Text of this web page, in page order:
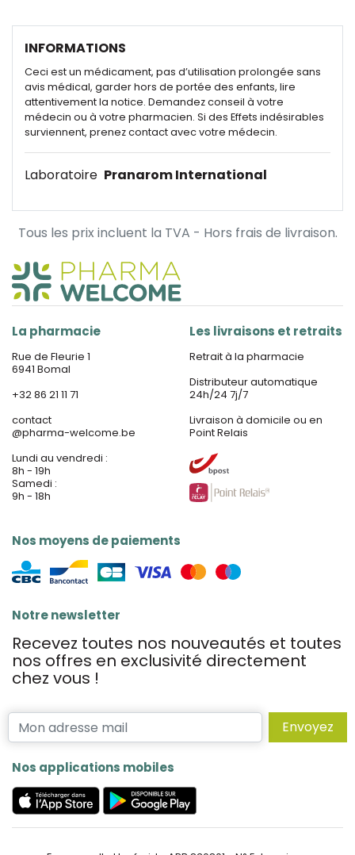
INFORMATIONS
Ceci est un médicament, pas d’utilisation prolongée sans
avis médical, garder hors de portée des enfants, lire
attentivement la notice. Demandez conseil à votre
médecin ou à votre pharmacien. Si des Effets indésirables
surviennent, prenez contact avec votre médecin.
Laboratoire Pranarom International
Tous les prix incluent la TVA - Hors frais de livraison.
La pharmacie
Rue de Fleurie 1
6941 Bomal
+32 86 21 11 71
contact
@pharma-welcome.be
Lundi au vendredi :
8h - 19h
Samedi :
9h - 18h
Nos moyens de paiements
Les livraisons et retraits
Retrait à la pharmacie
Distributeur automatique
24h/24 7j/7
Livraison à domicile ou en
Point Relais
Notre newsletter
Recevez toutes nos nouveautés et toutes
nos offres en exclusivité directement
chez vous !
Envoyez
Nos applications mobiles